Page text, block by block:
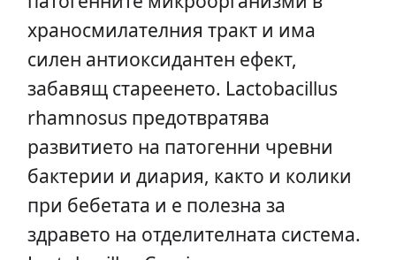
храносмилателния тракт и има
силен антиоксидантен ефект,
забавящ стареенето. Lactobacillus
rhamnosus предотвратява
развитието на патогенни чревни
бактерии и диария, както и колики
при бебетата и е полезна за
здравето на отделителната система.